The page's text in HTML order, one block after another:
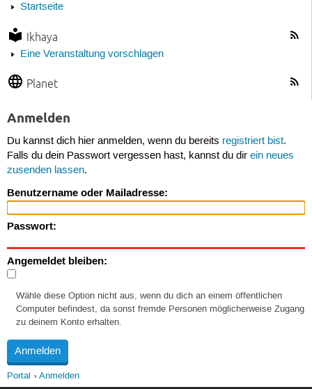
Startseite
Ikhaya
Eine Veranstaltung vorschlagen
Planet
Anmelden
Du kannst dich hier anmelden, wenn du bereits registriert bist.
Falls du dein Passwort vergessen hast, kannst du dir ein neues
zusenden lassen.
Benutzername oder Mailadresse:
Passwort:
Angemeldet bleiben:
Wähle diese Option nicht aus, wenn du dich an einem öffentlichen
Computer befindest, da sonst fremde Personen möglicherweise Zugang
zu deinem Konto erhalten.
Portal Anmelden